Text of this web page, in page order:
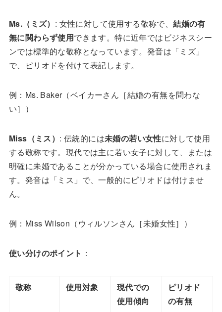
Ms.（ミズ） : 女性に対して使用する敬称で、結婚の有
無に関わらず使用できます。特に近年ではビジネスシー
ンでは標準的な敬称となっています。発音は「ミズ」
で、ピリオドを付けて表記します。
例：Ms. Baker（ベイカーさん［結婚の有無を問わな
い］）
Miss（ミス） : 伝統的には未婚の若い女性に対して使用
する敬称です。現代では主に若い女子に対して、または
明確に未婚であることが分かっている場合に使用されま
す。発音は「ミス」で、一般的にピリオドは付けませ
ん。
例：Miss Wilson（ウィルソンさん［未婚女性］）
使い分けのポイント ：
敬称 使用対象
現代での
使用傾向
ピリオド
の有無